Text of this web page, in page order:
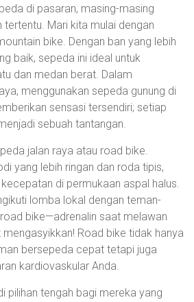
di pasaran, masing-masing
tertentu. Mari kita mulai dengan
bike. Dengan ban yang lebih
baik, sepeda ini ideal untuk
dan medan berat. Dalam
menggunakan sepeda gunung di
sensasi tersendiri; setiap
sebuah tantangan.
jalan raya atau road bike.
yang lebih ringan dan roda tipis,
di permukaan aspal halus.
lomba lokal dengan teman-
bike—adrenalin saat melawan
Road bike tidak hanya
bersepeda cepat tetapi juga
kardiovaskular Anda.
pilihan tengah bagi mereka yang